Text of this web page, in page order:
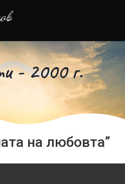
- 2000 г.
на любовта”